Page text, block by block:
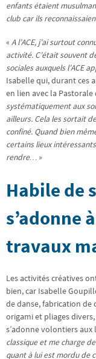
enfants étaient
club car ils
« A l’ACE, j’ai surtout
activité. C’était souvent
sociales auxquels l’ACE
Isabelle qui, durant ces
en lien avec la Pastorale
systématiquement aux
ailleurs. Cela les sortait
confiné. Quand bien
certains lieux
rendre… »
Habile de
s’adonne
travaux
Les activités créatives
bien, car Isabelle
de danse, fabrication de
origami et pliages
s’adonne volontiers aux
classique et me charge
quant à lui est mordu de